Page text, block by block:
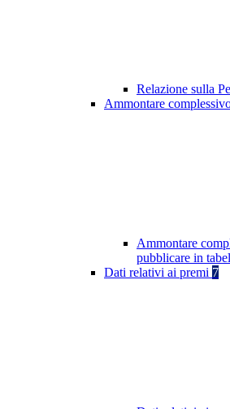
Relazione sulla
Ammontare
Ammontare
pubblicare in
Dati relativi ai premi 7